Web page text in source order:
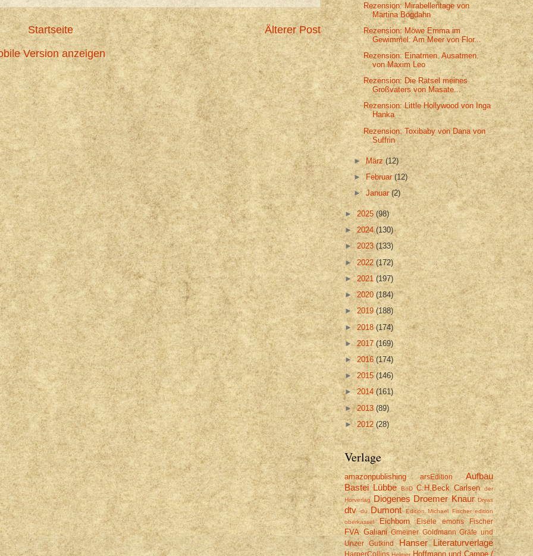
Älterer Post
Startseite
Version anzeigen
Rezension: Mirabellentage von
Martina Bogdahn
Rezension: Möwe Emma im
Gewimmel: Am Meer von Flor...
Rezension: Einatmen. Ausatmen.
von Maxim Leo
Rezension: Die Rätsel meines
Großvaters von Masate...
Rezension: Little Hollywood von Inga
Hanka
Rezension: Toxibaby von Dana von
Suffrin
►März(12)
►Februar(12)
►Januar(2)
► 2025(98)
►2024(130)
►2023(133)
►2022(172)
► 2021 (197)
►2020(184)
►2019(188)
►2018(174)
► 2017(169)
►2016(174)
►2015(146)
►2014(161)
►2013(89)
►2012(28)
Verlage
amazonpublishing arsEdition
Aufbau
Bastei Lübbe
BoD C.H.Beck Carlsen
der
Hörverlag Diogenes Droemer Knaur Dryas
dtv du Dumont Edition Michael Fischer edition
oberkassel
Eichborn Eisele emons Fischer
FVA Galiani Gmeiner Goldmann Gräfe und
Unzer
Gutkind Hanser Literaturverlage
HarperCollins Hoffmann und Campe /